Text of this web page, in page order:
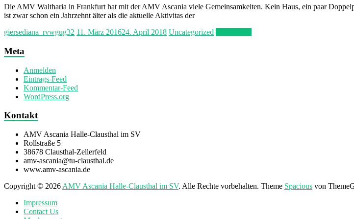
Die AMV Waltharia in Frankfurt hat mit der AMV Ascania viele Gemeinsamkeiten. Kein Haus, ein paar
ist zwar schon ein Jahrzehnt älter als die aktuelle Aktivitas der
giersediana_rvwgug32 11. März 201624. April 2018 Uncategorized
Meta
Anmelden
Eintrags-Feed
Kommentar-Feed
WordPress.org
Kontakt
AMV Ascania Halle-Clausthal im SV
Rollstraße 5
38678 Clausthal-Zellerfeld
amv-ascania@tu-clausthal.de
www.amv-ascania.de
Copyright © 2026 AMV Ascania Halle-Clausthal im SV. Alle Rechte vorbehalten. Theme Spacious von
Impressum
Contact Us